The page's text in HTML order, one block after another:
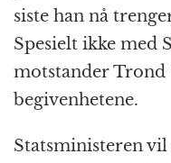
siste han nå
Spesielt ikke med
motstander Trond
begivenhetene.
Statsministeren